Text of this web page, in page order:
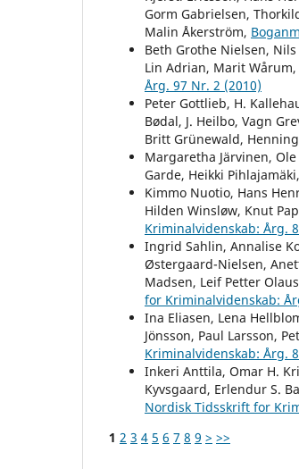
Gorm Gabrielsen,
Malin Åkerström,
Beth Grothe Nielsen,
Lin Adrian, Marit Wårum,
Årg. 97 Nr. 2 (2010)
Peter Gottlieb, H.
Bødal, J. Heilbo, Vagn
Britt Grünewald,
Margaretha Järvinen,
Garde, Heikki Pihlajamäki,
Kimmo Nuotio, Hans
Hilden Winsløw, Knut
Kriminalvidenskab: Årg.
Ingrid Sahlin, Annalise
Østergaard-Nielsen,
Madsen, Leif Petter
for Kriminalvidenskab:
Ina Eliasen, Lena
Jönsson, Paul Larsson,
Kriminalvidenskab: Årg.
Inkeri Anttila, Omar H.
Kyvsgaard, Erlendur S.
Nordisk Tidsskrift for
1 2 3 4 5 6 7 8 9 > >>